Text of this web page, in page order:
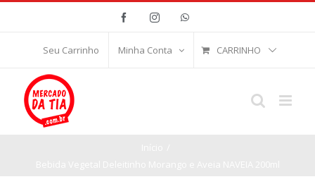
FacebookInstagramWhatsApp
Seu Carrinho Minha Conta CARRINHO